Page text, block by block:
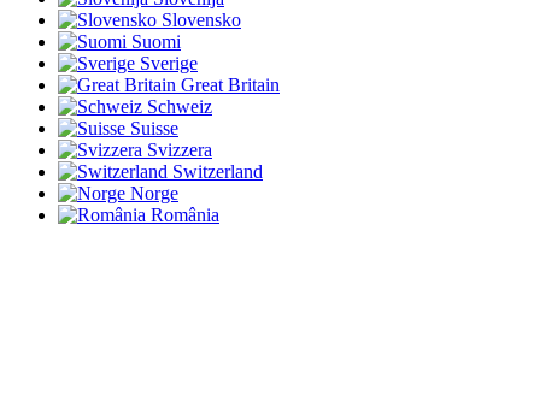
Slovensko
Suomi
Sverige
Great Britain
Schweiz
Suisse
Svizzera
Switzerland
Norge
România